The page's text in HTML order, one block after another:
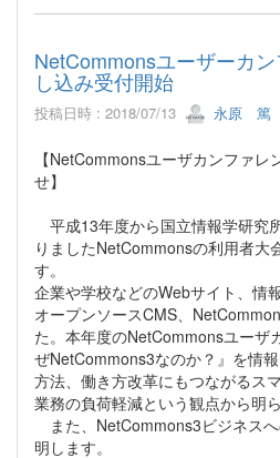
NetCommonsユーザーカ
し込み受付開始
投稿日時 : 2018/07/13 永原 篤
【NetCommonsユーザカンファ
せ】
平成13年度から国立情報学研究
りましたNetCommonsの利用者大
す。
企業や学校などのWebサイト、情
オープンソースCMS、
た。本年度のNetCommonsユーザ
ぜNetCommons3なのか？』を情
方法、働き方改革にもつながるス
業務の負荷軽減という観点から明
また、NetCommons3ビジネス
明します。